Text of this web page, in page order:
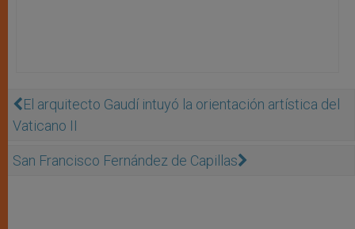
El arquitecto Gaudí intuyó la orientación artística del
Vaticano II
San Francisco Fernández de Capillas